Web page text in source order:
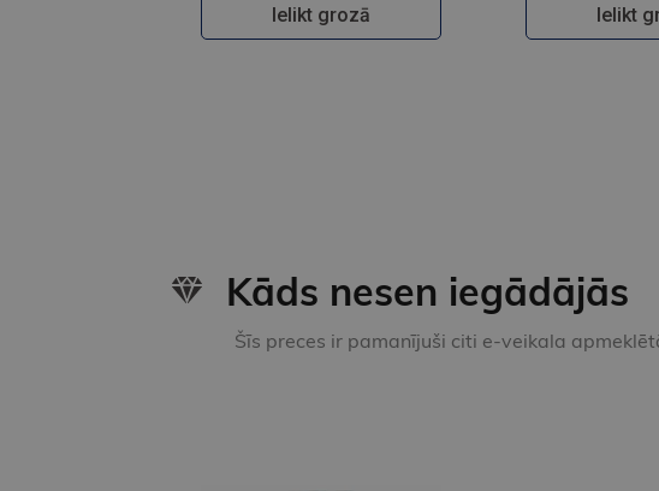
Ielikt grozā Ielikt
Kāds nesen iegādājās
Šīs preces ir pamanījuši citi e-veikala